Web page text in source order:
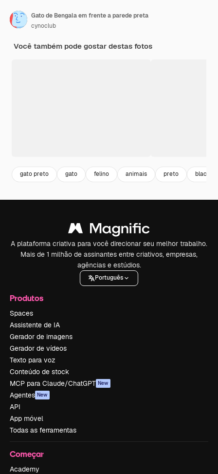
Gato de Bengala em frente a parede preta
cynoclub
Você também pode gostar destas fotos
gato preto gato felino animais preto black
A plataforma criativa para você direcionar seu melhor trabalho.
Mais de 1 milhão de assinantes entre criativos, empresas,
agências e estúdios.
Português
Produtos
Spaces
Assistente de IA
Gerador de imagens
Gerador de vídeos
Texto para voz
Conteúdo de stock
MCP para Claude/ChatGPT New
Agentes New
API
App móvel
Todas as ferramentas
Começar
Academy